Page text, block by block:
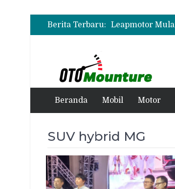
Berita Terbaru:
Beranda Mobil Motor
SUV hybrid MG